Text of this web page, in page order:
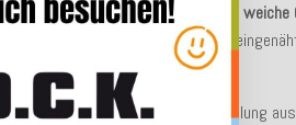
Das Kissen hat eineangenehme undweiche
Der Bezug ist durch einen verdeckt
und bei 30°C
waschbar
In der Basic Variante besteht die Füllung